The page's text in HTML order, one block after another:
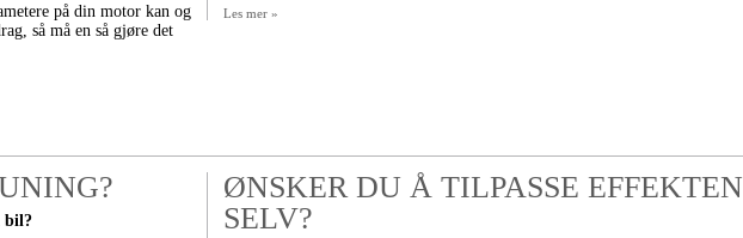
på din motor kan og
så må en så gjøre det
Les mer »
bil?
ØNSKER DU Å TILPASSE EFFEKTEN
SELV?